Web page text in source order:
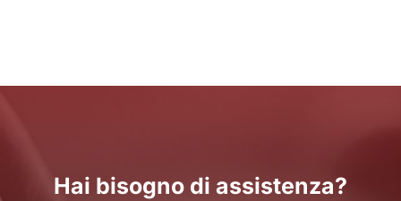
Hai bisogno di assistenza?